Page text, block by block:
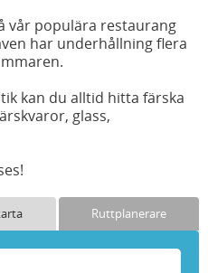
vår populära restaurang
har underhållning flera
kan du alltid hitta färska
glass,
Ruttplanerare